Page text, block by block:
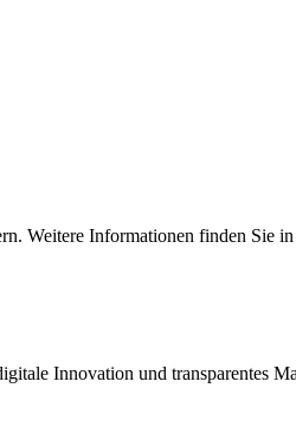
Weitere Informationen finden Sie
Innovation und transparentes